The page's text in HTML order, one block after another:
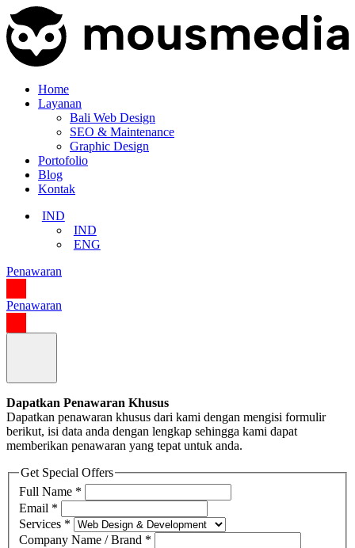
Home
Layanan
Bali Web Design
SEO & Maintenance
Graphic Design
Portofolio
Blog
Kontak
IND
IND
ENG
Penawaran
Penawaran
Dapatkan Penawaran Khusus
Dapatkan penawaran khusus dari kami dengan mengisi formulir
berikut, isi data anda dengan lengkap sehingga kami dapat
memberikan penawaran yang tepat untuk anda.
Get Special Offers
Full Name *
Email *
Services *
Company Name / Brand *